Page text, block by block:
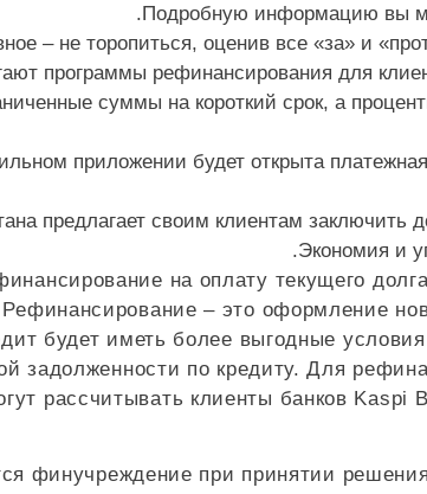
Подробную информацию вы
– не торопиться, оценив все «за» и
программы рефинансирования для
суммы на короткий срок, а
приложении будет открыта
предлагает своим клиентам заключить
Экономия и
на оплату текущего
Рефинансирование – это оформление
будет иметь более выгодные
задолженности по кредиту. Для
рассчитывать клиенты банков
финучреждение при принятии